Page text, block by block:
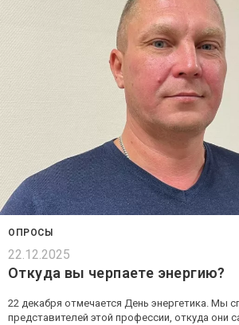
ОПРОСЫ
22.12.2025
Откуда вы черпаете энергию?
22 декабря отмечается День энергетика. Мы
представителей этой профессии, откуда они